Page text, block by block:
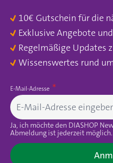
10€ Gutschein für die
Exklusive Angebote
Regelmäßige Updates
Wissenswertes rund
E-Mail-Adresse
Ja, ich möchte den DIASHOP
Abmeldung ist jederzeit möglich.